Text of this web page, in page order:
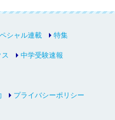
シャル連載 特集
ス 中学受験速報
プライバシーポリシー